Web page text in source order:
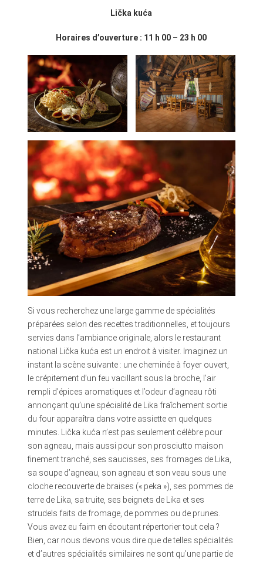
Lička kuća
Horaires d’ouverture : 11 h 00 – 23 h 00
Si vous recherchez une large gamme de spécialités
préparées selon des recettes traditionnelles, et toujours
servies dans l’ambiance originale, alors le restaurant
national Lička kuća est un endroit à visiter. Imaginez un
instant la scène suivante : une cheminée à foyer ouvert,
le crépitement d’un feu vacillant sous la broche, l’air
rempli d’épices aromatiques et l’odeur d’agneau rôti
annonçant qu’une spécialité de Lika fraîchement sortie
du four apparaîtra dans votre assiette en quelques
minutes. Lička kuća n’est pas seulement célèbre pour
son agneau, mais aussi pour son prosciutto maison
finement tranché, ses saucisses, ses fromages de Lika,
sa soupe d’agneau, son agneau et son veau sous une
cloche recouverte de braises (« peka »), ses pommes de
terre de Lika, sa truite, ses beignets de Lika et ses
strudels faits de fromage, de pommes ou de prunes.
Vous avez eu faim en écoutant répertorier tout cela ?
Bien, car nous devons vous dire que de telles spécialités
et d’autres spécialités similaires ne sont qu’une partie de